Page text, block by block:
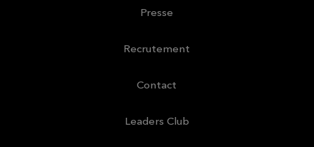
Presse
Recrutement
Contact
Leaders Club